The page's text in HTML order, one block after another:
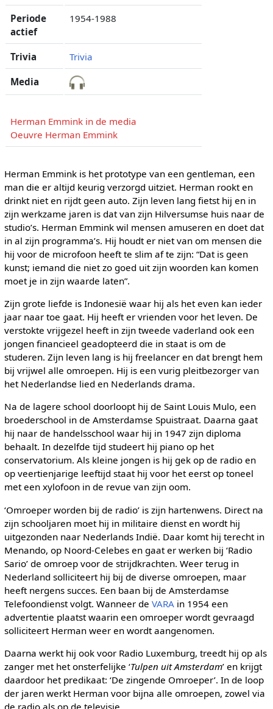
Periode
actief
1954-1988
Trivia Trivia
Media
Herman Emmink in de media
Oeuvre Herman Emmink
Herman Emmink is het prototype van een gentleman, een
man die er altijd keurig verzorgd uitziet. Herman rookt en
drinkt niet en rijdt geen auto. Zijn leven lang fietst hij en in
zijn werkzame jaren is dat van zijn Hilversumse huis naar de
studio’s. Herman Emmink wil mensen amuseren en doet dat
in al zijn programma’s. Hij houdt er niet van om mensen die
hij voor de microfoon heeft te slim af te zijn: “Dat is geen
kunst; iemand die niet zo goed uit zijn woorden kan komen
moet je in zijn waarde laten”.
Zijn grote liefde is Indonesië waar hij als het even kan ieder
jaar naar toe gaat. Hij heeft er vrienden voor het leven. De
verstokte vrijgezel heeft in zijn tweede vaderland ook een
jongen financieel geadopteerd die in staat is om de
studeren. Zijn leven lang is hij freelancer en dat brengt hem
bij vrijwel alle omroepen. Hij is een vurig pleitbezorger van
het Nederlandse lied en Nederlands drama.
Na de lagere school doorloopt hij de Saint Louis Mulo, een
broederschool in de Amsterdamse Spuistraat. Daarna gaat
hij naar de handelsschool waar hij in 1947 zijn diploma
behaalt. In dezelfde tijd studeert hij piano op het
conservatorium. Als kleine jongen is hij gek op de radio en
op veertienjarige leeftijd staat hij voor het eerst op toneel
met een xylofoon in de revue van zijn oom.
‘Omroeper worden bij de radio’ is zijn hartenwens. Direct na
zijn schooljaren moet hij in militaire dienst en wordt hij
uitgezonden naar Nederlands Indië. Daar komt hij terecht in
Menando, op Noord-Celebes en gaat er werken bij ‘Radio
Sario’ de omroep voor de strijdkrachten. Weer terug in
Nederland solliciteert hij bij de diverse omroepen, maar
heeft nergens succes. Een baan bij de Amsterdamse
Telefoondienst volgt. Wanneer de VARA in 1954 een
advertentie plaatst waarin een omroeper wordt gevraagd
solliciteert Herman weer en wordt aangenomen.
Daarna werkt hij ook voor Radio Luxemburg, treedt hij op als
zanger met het onsterfelijke ‘Tulpen uit Amsterdam’ en krijgt
daardoor het predikaat: ‘De zingende Omroeper’. In de loop
der jaren werkt Herman voor bijna alle omroepen, zowel via
de radio als op de televisie.